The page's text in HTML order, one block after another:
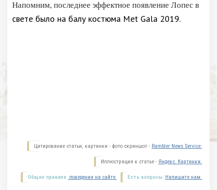
Напомним, последнее эффектное появление Лопес в
свете было на балу костюма Met Gala 2019.
Цитирование статьи, картинки - фото скриншот - Rambler News Service.
Иллюстрация к статье - Яндекс. Картинки.
Есть вопросы. Напишите нам.
Общие правила поведения на сайте.